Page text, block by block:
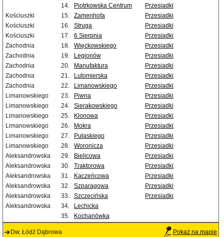
14.
Piotrkowska Centrum
Przesiadki
Kościuszki
15. Zamenhofa
Przesiadki
Kościuszki
16. Struga
Przesiadki
Kościuszki
17. 6 Sierpnia
Przesiadki
Zachodnia
18. Więckowskiego
Przesiadki
Zachodnia
19. Legionów
Przesiadki
Zachodnia
20. Manufaktura
Przesiadki
Zachodnia
21. Lutomierska
Przesiadki
Zachodnia
22. Limanowskiego
Przesiadki
Limanowskiego
23. Piwna
Przesiadki
Limanowskiego
24. Sierakowskiego
Przesiadki
Limanowskiego
25. Klonowa
Przesiadki
Limanowskiego
26. Mokra
Przesiadki
Limanowskiego
27. Pułaskiego
Przesiadki
Limanowskiego
28. Woronicza
Przesiadki
Aleksandrowska
29. Bielicowa
Przesiadki
Aleksandrowska
30. Traktorowa
Przesiadki
Aleksandrowska
31. Kaczeńcowa
Przesiadki
Aleksandrowska
32. Szparagowa
Przesiadki
Aleksandrowska
33. Szczecińska
Przesiadki
Aleksandrowska
34.
Lechicka
35.
Kochanówka
Dw. Łódź Dąbrowa Pokaż na mapie